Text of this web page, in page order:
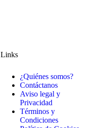
Links
¿Quiénes somos?
Contáctanos
Aviso legal y
Privacidad
Términos y
Condiciones